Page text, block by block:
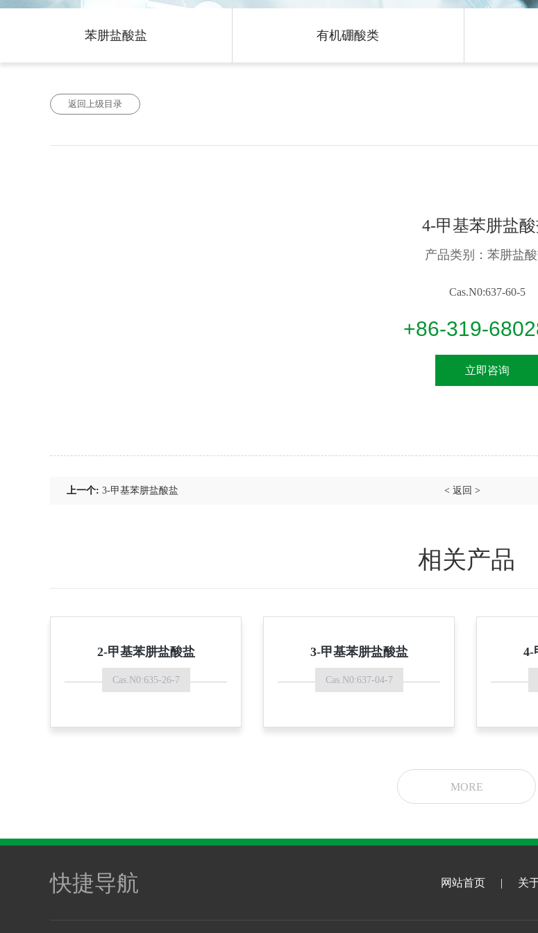
苯肼盐酸盐 有机硼酸类
返回上级目录
4-甲基苯肼盐
产品类别：苯肼盐
Cas.N0:637-60-5
+86-319-
立即咨询
上一个: 3-甲基苯肼盐酸盐 < 返回 >
相关产品
2-甲基苯肼盐酸盐
Cas.N0:635-26-7
3-甲基苯肼盐酸盐
Cas.N0:637-04-7
4-
MORE
快捷导航 网站首页 | 关